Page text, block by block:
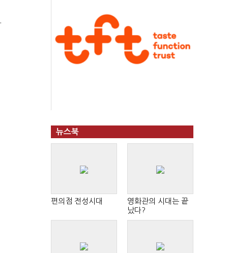
뉴스북
편의점 전성시대
영화관의 시대는 끝
났다?